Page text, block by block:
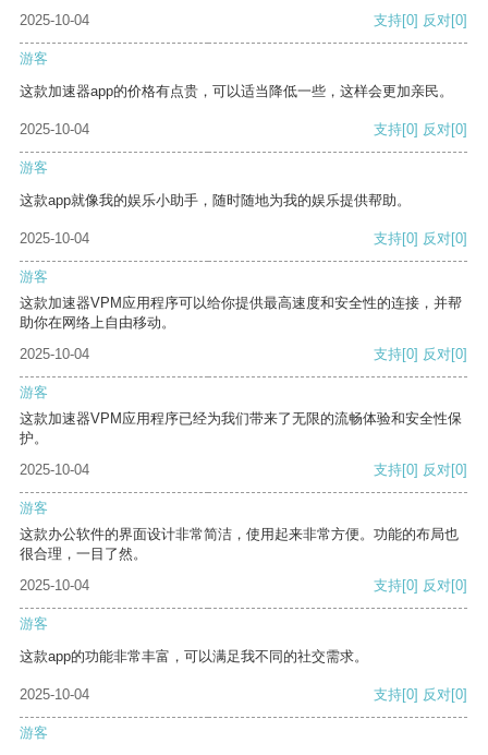
2025-10-04 支持[0] 反对[0]
游客
这款加速器app的价格有点贵，可以适当降低一些，这样会更加亲民。
2025-10-04 支持[0] 反对[0]
游客
这款app就像我的娱乐小助手，随时随地为我的娱乐提供帮助。
2025-10-04 支持[0] 反对[0]
游客
这款加速器VPM应用程序可以给你提供最高速度和安全性的连接，并帮
助你在网络上自由移动。
2025-10-04
支持[0] 反对[0]
游客
这款加速器VPM应用程序已经为我们带来了无限的流畅体验和安全性保
护。
2025-10-04
支持[0] 反对[0]
游客
这款办公软件的界面设计非常简洁，使用起来非常方便。功能的布局也
很合理，一目了然。
2025-10-04
支持[0] 反对[0]
游客
这款app的功能非常丰富，可以满足我不同的社交需求。
2025-10-04 支持[0] 反对[0]
游客